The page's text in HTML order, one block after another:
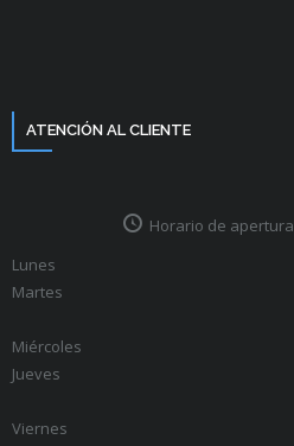
ATENCIÓN AL CLIENTE
Horario de apertura
Lunes
Martes
Miércoles
Jueves
Viernes